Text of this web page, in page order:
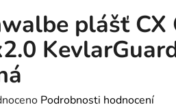
plášť CX
Podrobnosti hodnocení